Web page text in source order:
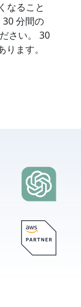
なること
30 分間の
さい。 30
ます。